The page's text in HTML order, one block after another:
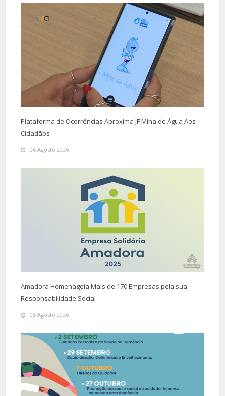
Plataforma de Ocorrências Aproxima JF Mina de Água Aos
Cidadãos
06 Agosto 2026
Amadora Homenageia Mais de 170 Empresas pela sua
Responsabilidade Social
05 Agosto 2026